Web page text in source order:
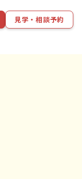
見学・相談予約